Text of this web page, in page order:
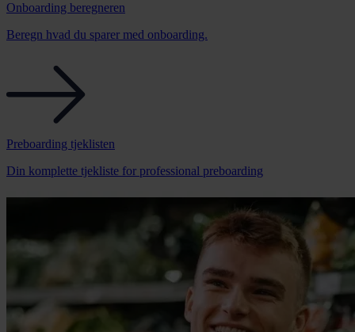
Onboarding beregneren
Beregn hvad du sparer med onboarding.
Preboarding tjeklisten
Din komplette tjekliste for professional preboarding